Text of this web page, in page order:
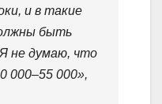
и в такие
быть
не думаю, что
000–55 000»,